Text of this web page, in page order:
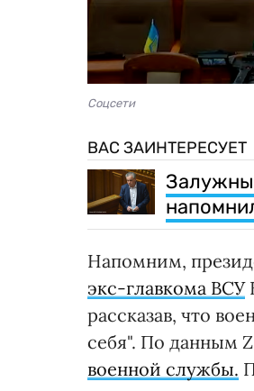
Соцсети
ВАС ЗАИНТЕРЕСУЕТ
Напомним,
экс-главкома ВСУ
рассказав, что
себя". По данным
военной службы.